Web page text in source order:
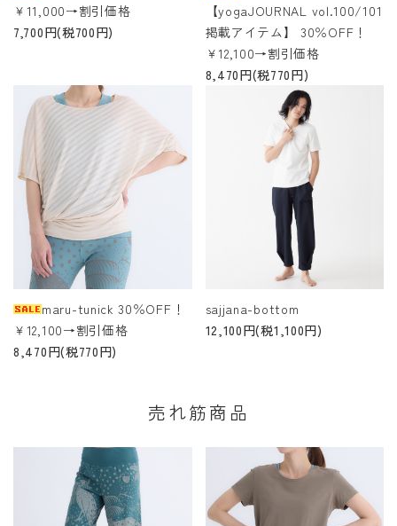
￥11,000→割引価格
7,700円(税700円)
【yogaJOURNAL vol.100/101
掲載アイテム】 30％OFF！
￥12,100→割引価格
8,470円(税770円)
maru-tunick 30％OFF！
￥12,100→割引価格
8,470円(税770円)
sajjana-bottom
12,100円(税1,100円)
売れ筋商品